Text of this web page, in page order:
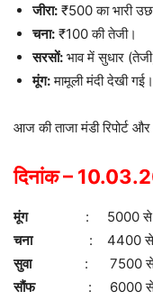
जीरा: ₹500 का भारी
चना: ₹100 की तेजी।
सरसों: भाव में सुधार
मूंग:मामूली मंदी देखी गई।
​आज की ताजा मंडी रिपोर्ट
दिनांक –
मूंग: 5000 से
चना : 4400 से
सुवा : 7500 से
सौंफ
: 6000 से